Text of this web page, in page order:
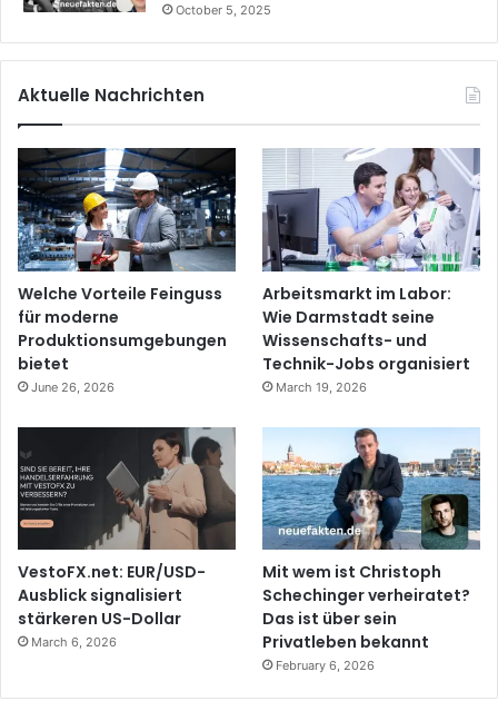
October 5, 2025
Aktuelle Nachrichten
Welche Vorteile Feinguss
für moderne
Produktionsumgebungen
bietet
June 26, 2026
Arbeitsmarkt im Labor:
Wie Darmstadt seine
Wissenschafts- und
Technik-Jobs organisiert
March 19, 2026
VestoFX.net: EUR/USD-
Ausblick signalisiert
stärkeren US-Dollar
March 6, 2026
Mit wem ist Christoph
Schechinger verheiratet?
Das ist über sein
Privatleben bekannt
February 6, 2026